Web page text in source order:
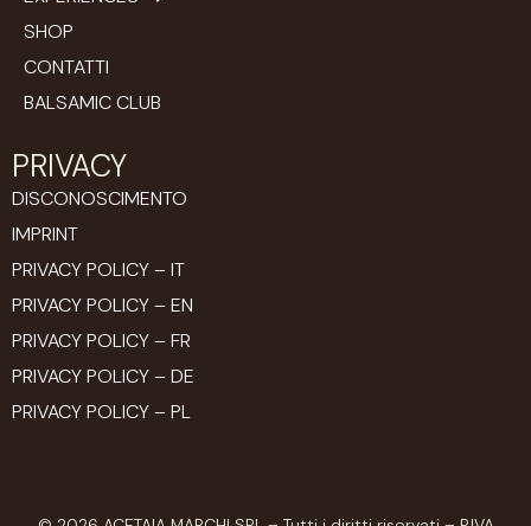
SHOP
CONTATTI
BALSAMIC CLUB
PRIVACY
DISCONOSCIMENTO
IMPRINT
PRIVACY POLICY – IT
PRIVACY POLICY – EN
PRIVACY POLICY – FR
PRIVACY POLICY – DE
PRIVACY POLICY – PL